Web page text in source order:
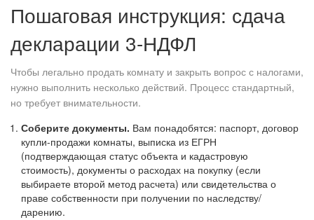
Пошаговая инструкция: сдача
декларации 3-НДФЛ
Чтобы легально продать комнату и закрыть вопрос с налогами,
нужно выполнить несколько действий. Процесс стандартный,
но требует внимательности.
Соберите документы. Вам понадобятся: паспорт, договор
купли-продажи комнаты, выписка из ЕГРН
(подтверждающая статус объекта и кадастровую
стоимость), документы о расходах на покупку (если
выбираете второй метод расчета) или свидетельства о
праве собственности при получении по наследству/
дарению.